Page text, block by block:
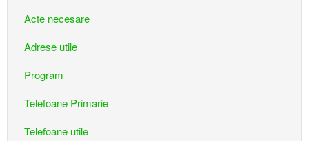
Acte necesare
Adrese utile
Program
Telefoane Primarie
Telefoane utile